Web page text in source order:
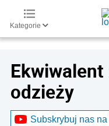
Kategorie
odzieży
Subskrybuj nas